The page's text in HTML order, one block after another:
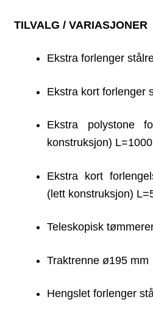
TILVALG / VARIASJONER
Ekstra forlenger
Ekstra kort forlenger
Ekstra polystone
konstruksjon)
Ekstra kort
(lett konstruksjon)
Teleskopisk
Traktrenne ø195 mm
Hengslet forlenger